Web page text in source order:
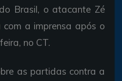
Brasil, o atacante Zé
com a imprensa após o
no CT.
as partidas contra a